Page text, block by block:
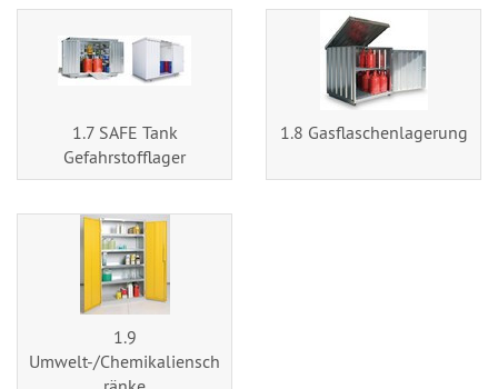
1.7 SAFE Tank
Gefahrstofflager
1.8 Gasflaschenlagerung
1.9
Umwelt-/Chemikaliensch